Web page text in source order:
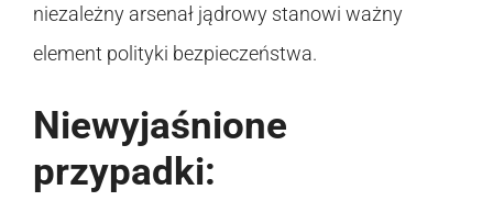
niezależny arsenał jądrowy stanowi ważny
element polityki bezpieczeństwa.
Niewyjaśnione
przypadki: